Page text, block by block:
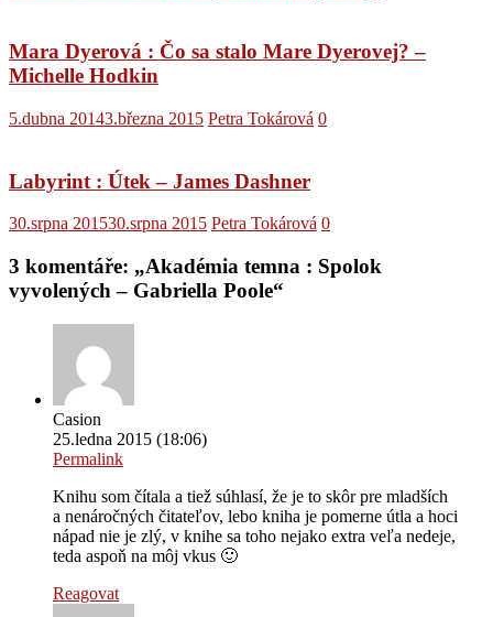
Mara Dyerová : Čo sa stalo Mare Dyerovej? –
Michelle Hodkin
5.dubna 20143.března 2015 Petra Tokárová 0
Labyrint : Útek – James Dashner
30.srpna 201530.srpna 2015 Petra Tokárová 0
3 komentáře: „Akadémia temna : Spolok
vyvolených – Gabriella Poole“
Casion
25.ledna 2015 (18:06)
Permalink
Knihu som čítala a tiež súhlasí, že je to skôr pre mladších
a nenáročných čitateľov, lebo kniha je pomerne útla a hoci
nápad nie je zlý, v knihe sa toho nejako extra veľa nedeje,
teda aspoň na môj vkus 🙂
Reagovat